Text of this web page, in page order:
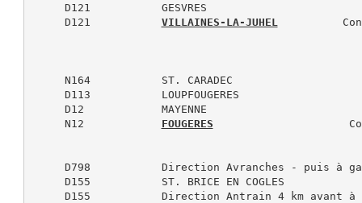
     D121           GESVRES
     D121
VILLAINES-LA-JUHEL
     N164           ST. CARADEC
     D113           LOUPFOUGERES
     D12            MAYENNE
     N12
FOUGERES
D798           Direction Avranches - puis à
     D155           ST. BRICE EN COGLES
D155           Direction Antrain 4 km avant à